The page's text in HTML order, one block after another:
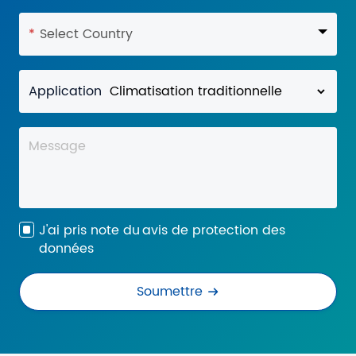
* Select Country
Application
J'ai pris note duavis de protection des
données
Soumettre